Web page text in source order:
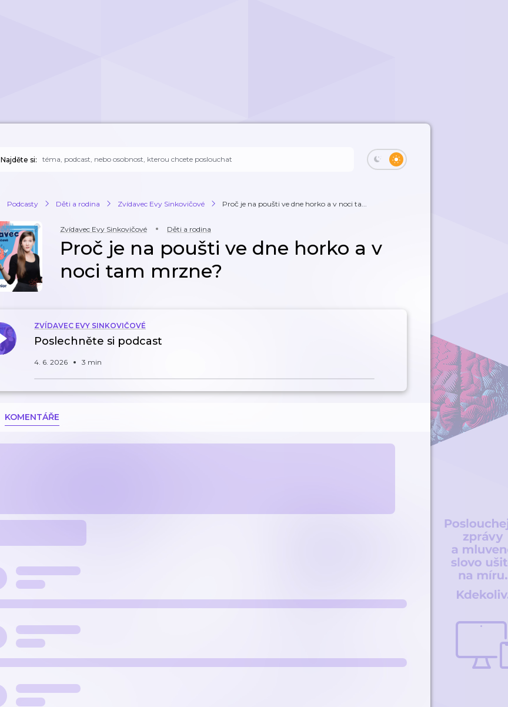
Najděte si:
Podcasty Děti a rodina Zvídavec Evy Sinkovičové Proč je na poušti ve dne horko a v noci ta...
Zvídavec Evy Sinkovičové Děti a rodina
Proč je na poušti ve dne horko a v
noci tam mrzne?
ZVÍDAVEC EVY SINKOVIČOVÉ
Poslechněte si podcast
4. 6. 2026 3 min
KOMENTÁŘE